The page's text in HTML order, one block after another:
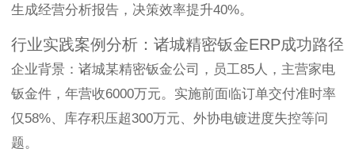
生成经营分析报告，决策效率提升40%。
行业实践案例分析：诸城精密钣金ERP成功路径
企业背景：诸城某精密钣金公司，员工85人，主营家电
钣金件，年营收6000万元。实施前面临订单交付准时率
仅58%、库存积压超300万元、外协电镀进度失控等问
题。